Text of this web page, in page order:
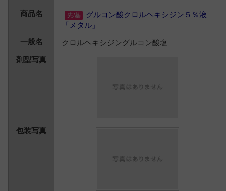
グルコン酸クロルヘキシジン５％液
「メタル」
クロルヘキシジングルコン酸塩